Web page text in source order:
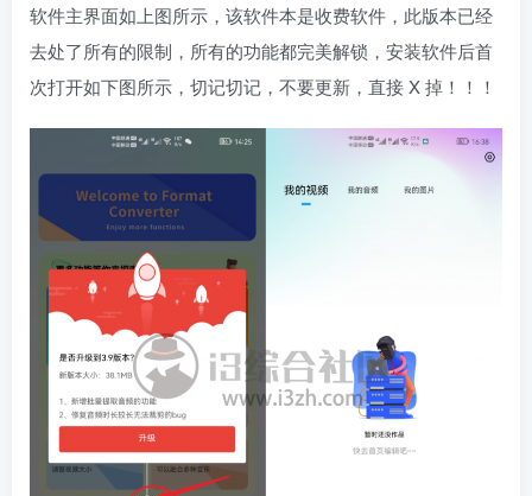
软件主界面如上图所示，该软件本是收费软件，此版本已经
去处了所有的限制，所有的功能都完美解锁，安装软件后首
次打开如下图所示，切记切记，不要更新，直接 X 掉！！！